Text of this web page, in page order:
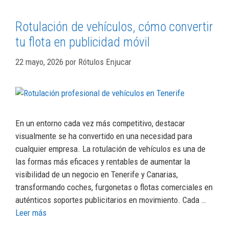
Rotulación de vehículos, cómo convertir
tu flota en publicidad móvil
22 mayo, 2026 por Rótulos Enjucar
En un entorno cada vez más competitivo, destacar
visualmente se ha convertido en una necesidad para
cualquier empresa. La rotulación de vehículos es una de
las formas más eficaces y rentables de aumentar la
visibilidad de un negocio en Tenerife y Canarias,
transformando coches, furgonetas o flotas comerciales en
auténticos soportes publicitarios en movimiento. Cada …
Leer más